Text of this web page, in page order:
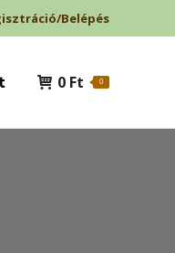
Belépés
0 Ft 0